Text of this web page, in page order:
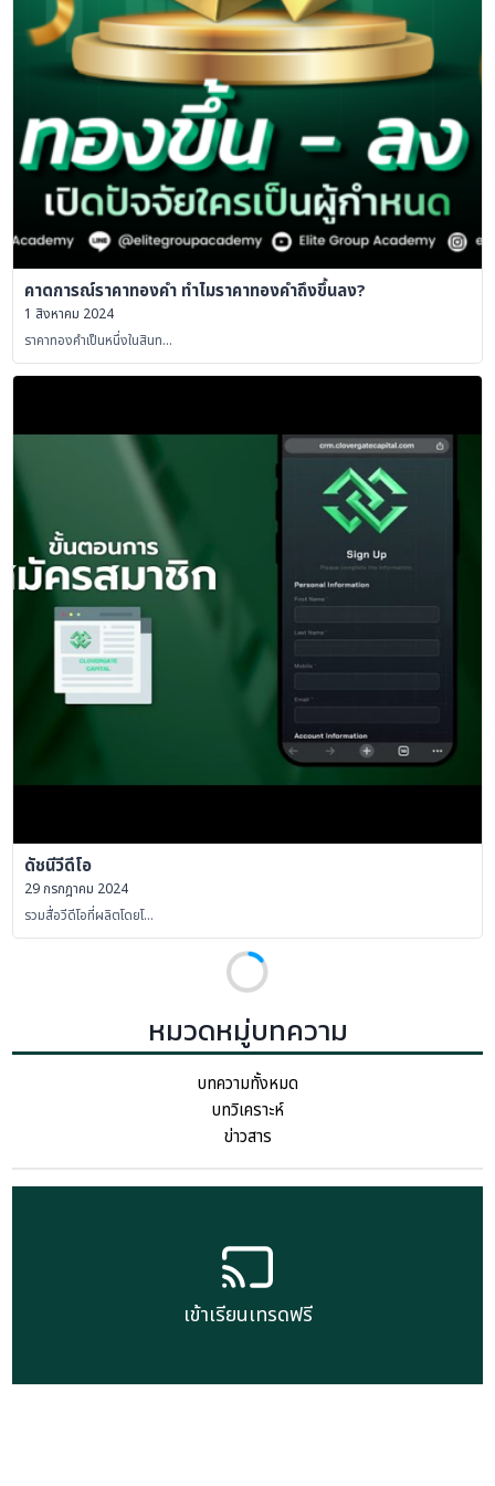
คาดการณ์ราคาทองคำ ทำไมราคาทองคำถึงขึ้นลง?
1 สิงหาคม 2024
ราคาทองคำเป็นหนึ่งในสินท…
ดัชนีวีดีโอ
29 กรกฎาคม 2024
รวมสื่อวีดีโอที่ผลิตโดยโ…
หมวดหมู่บทความ
บทความทั้งหมด
บทวิเคราะห์
ข่าวสาร
เข้าเรียนเทรดฟรี